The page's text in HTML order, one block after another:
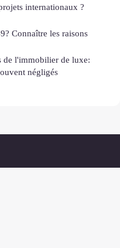
internationaux ?
Connaître les raisons
de l'immobilier de luxe:
négligés